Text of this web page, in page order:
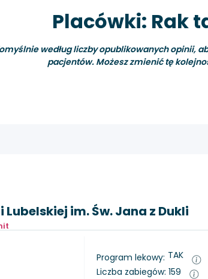
Placówki: Rak
według liczby opublikowanych opinii,
pacjentów. Możesz zmienić tę
im. Św. Jana z Dukli
Program lekowy: TAK
Liczba zabiegów: 159